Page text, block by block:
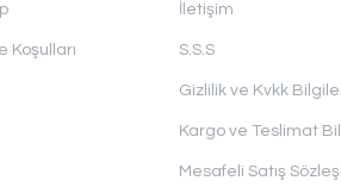
Koşulları
İletişim
S.S.S
Gizlilik ve Kvkk
Kargo ve Teslimat
Mesafeli Satış